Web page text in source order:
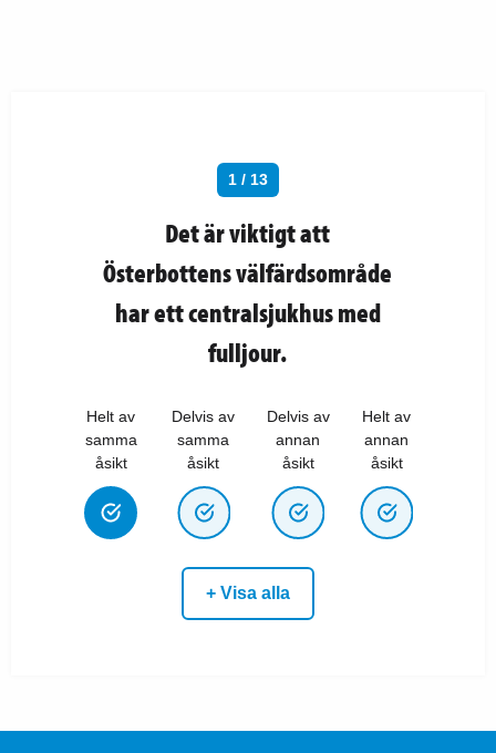
1 / 13
Det är viktigt att
Österbottens välfärdsområde
har ett centralsjukhus med
fulljour.
Helt av
samma
åsikt
Delvis av
samma
åsikt
Delvis av
annan
åsikt
Helt av
annan
åsikt
+ Visa alla